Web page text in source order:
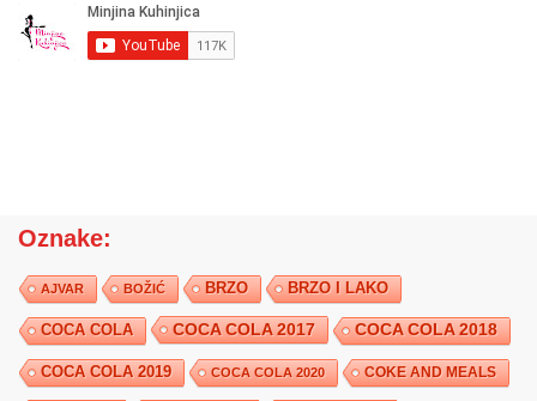
Oznake:
AJVAR BOŽIĆ BRZO BRZO I LAKO
COCA COLA COCA COLA 2017 COCA COLA 2018
COCA COLA 2019 COCA COLA 2020 COKE AND MEALS